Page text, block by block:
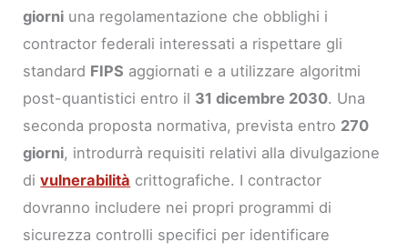
giorni una regolamentazione che obblighi i
contractor federali interessati a rispettare gli
standard FIPS aggiornati e a utilizzare algoritmi
post-quantistici entro il 31 dicembre 2030. Una
seconda proposta normativa, prevista entro 270
giorni, introdurrà requisiti relativi alla divulgazione
divulnerabilità crittografiche. I contractor
dovranno includere nei propri programmi di
sicurezza controlli specifici per identificare